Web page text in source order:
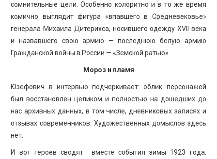
сомнительные цели. Особенно колоритно и в то же время
комично выглядит фигура «впавшего в Средневековье»
генерала Михаила Дитерихса, носившего одежду XVII века
и назвавшего свою армию — последнюю белую армию
Гражданской войны в России — «Земской ратью».
Мороз и пламя
Юзефович в интервью подчеркивает: облик персонажей
был восстановлен целиком и полностью на дошедших до
нас архивных данных, в том числе, дневниковых записях и
отзывах современников. Художественных домыслов здесь
нет.
И вот героев сводят вместе события зимы 1923 года: